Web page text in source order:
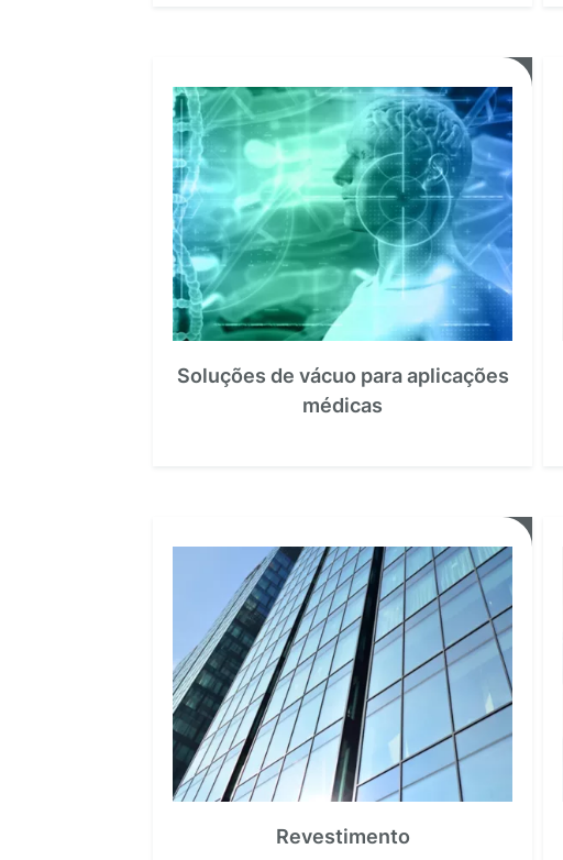
Soluções de vácuo para aplicações
médicas
Revestimento